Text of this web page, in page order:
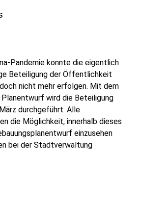
Pandemie konnte die eigentlich
Beteiligung der Öffentlichkeit
nicht mehr erfolgen. Mit dem
wird die Beteiligung
durchgeführt. Alle
die Möglichkeit, innerhalb dieses
einzusehen
bei der Stadtverwaltung